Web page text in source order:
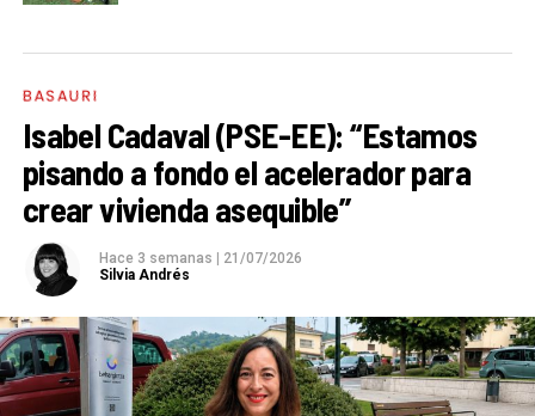
BASAURI
Isabel Cadaval (PSE-EE): “Estamos
pisando a fondo el acelerador para
crear vivienda asequible”
Hace 3 semanas | 21/07/2026
Silvia Andrés